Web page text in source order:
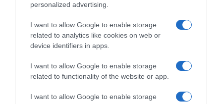
personalized advertising.
I want to allow Google to enable storage
related to analytics like cookies on web or
device identifiers in apps.
I want to allow Google to enable storage
related to functionality of the website or app.
I want to allow Google to enable storage
Παρακαλώ Περιμένετε...
ΟΠΟΥ ΚΙ ΑΝ ΠΑΣ – ΟΙΚΟΝΟΜΟΠΟΥΛΟΣ